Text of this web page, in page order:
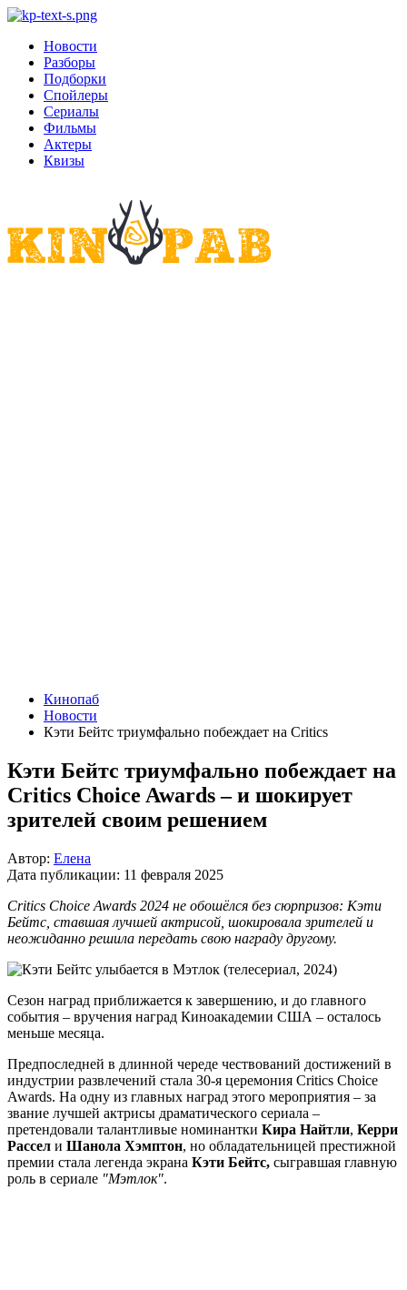
Новости
Разборы
Подборки
Спойлеры
Сериалы
Фильмы
Актеры
Квизы
Кинопаб
Новости
Кэти Бейтс триумфально побеждает на Critics
Кэти Бейтс триумфально побеждает на
Critics Choice Awards – и шокирует
зрителей своим решением
Автор: Елена
Дата публикации: 11 февраля 2025
Critics Choice Awards 2024 не обошёлся без сюрпризов: Кэти
Бейтс, ставшая лучшей актрисой, шокировала зрителей и
неожиданно решила передать свою награду другому.
Сезон наград приближается к завершению, и до главного
события – вручения наград Киноакадемии США – осталось
меньше месяца.
Предпоследней в длинной череде чествований достижений в
индустрии развлечений стала 30-я церемония Critics Choice
Awards. На одну из главных наград этого мероприятия – за
звание лучшей актрисы драматического сериала –
претендовали талантливые номинантки Кира Найтли, Керри
Рассел и Шанола Хэмптон, но обладательницей престижной
премии стала легенда экрана Кэти Бейтс, сыгравшая главную
роль в сериале "Мэтлок".